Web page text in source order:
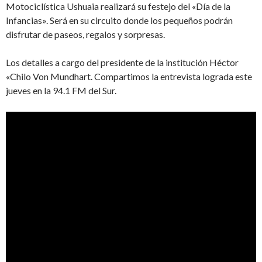
Motociclística Ushuaia realizará su festejo del «Día de la
Infancias». Será en su circuito donde los pequeños podrán
disfrutar de paseos, regalos y sorpresas.
Los detalles a cargo del presidente de la institución Héctor
«Chilo Von Mundhart. Compartimos la entrevista lograda este
jueves en la 94.1 FM del Sur.